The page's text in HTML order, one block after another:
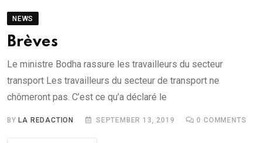
NEWS
Brèves
Le ministre Bodha rassure les travailleurs du secteur
transport Les travailleurs du secteur de transport ne
chômeront pas. C’est ce qu’a déclaré le
BYLA REDACTION SEPTEMBER 13, 2019 0 COMMENTS